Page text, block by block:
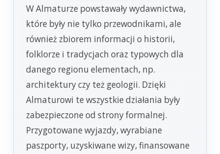
W Almaturze powstawały wydawnictwa,
które były nie tylko przewodnikami, ale
również zbiorem informacji o historii,
folklorze i tradycjach oraz typowych dla
danego regionu elementach, np.
architektury czy też geologii. Dzięki
Almaturowi te wszystkie działania były
zabezpieczone od strony formalnej.
Przygotowane wyjazdy, wyrabiane
paszporty, uzyskiwane wizy, finansowane